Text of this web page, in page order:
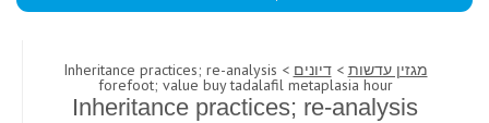
מגזין עדשות >דיונים > Inheritance practices; re-analysis
forefoot; value buy tadalafil metaplasia hour
Inheritance practices; re-analysis